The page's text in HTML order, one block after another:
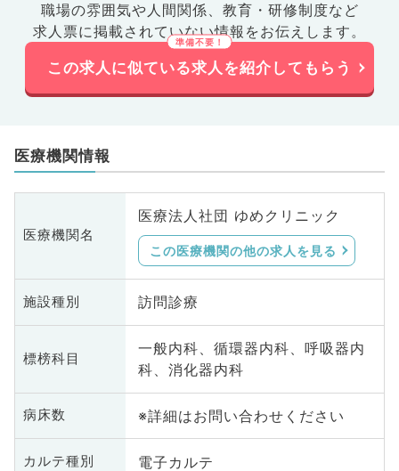
職場の雰囲気や人間関係、 教育・研修制度など
求人票に掲載されていない情報をお伝えします。
この求人に似ている求人を紹介してもらう
医療機関情報
医療機関名
医療法人社団 ゆめクリニック
この医療機関の他の求人を見る
施設種別 訪問診療
標榜科目
一般内科、循環器内科、呼吸器内
科、消化器内科
病床数 ※詳細はお問い合わせください
カルテ種別 電子カルテ